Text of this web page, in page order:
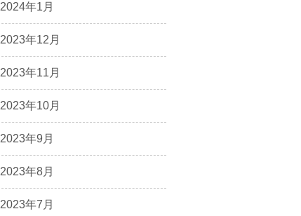
2024年1月
2023年12月
2023年11月
2023年10月
2023年9月
2023年8月
2023年7月